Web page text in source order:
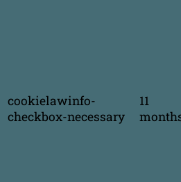
cookielawinfo-
checkbox-necessary
11